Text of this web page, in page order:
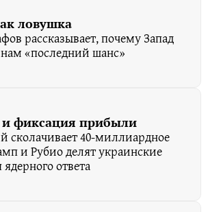
ловушка
рассказывает, почему Запад
«последний шанс»
и фиксация прибыли
сколачивает 40-миллиардное
и Рубио делят украинские
ответа